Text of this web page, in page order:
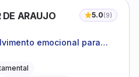
DE ARAUJO 5.0(9)
emocional para